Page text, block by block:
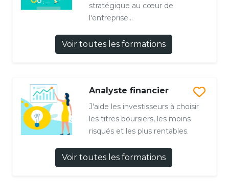
stratégique au cœur de
l'entreprise...
Voir toutes les formations
Analyste financier
J'aide les investisseurs à choisir
les titres boursiers, les moins
risqués et les plus rentables.
Voir toutes les formations